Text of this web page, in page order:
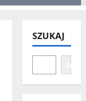
SZUKAJ